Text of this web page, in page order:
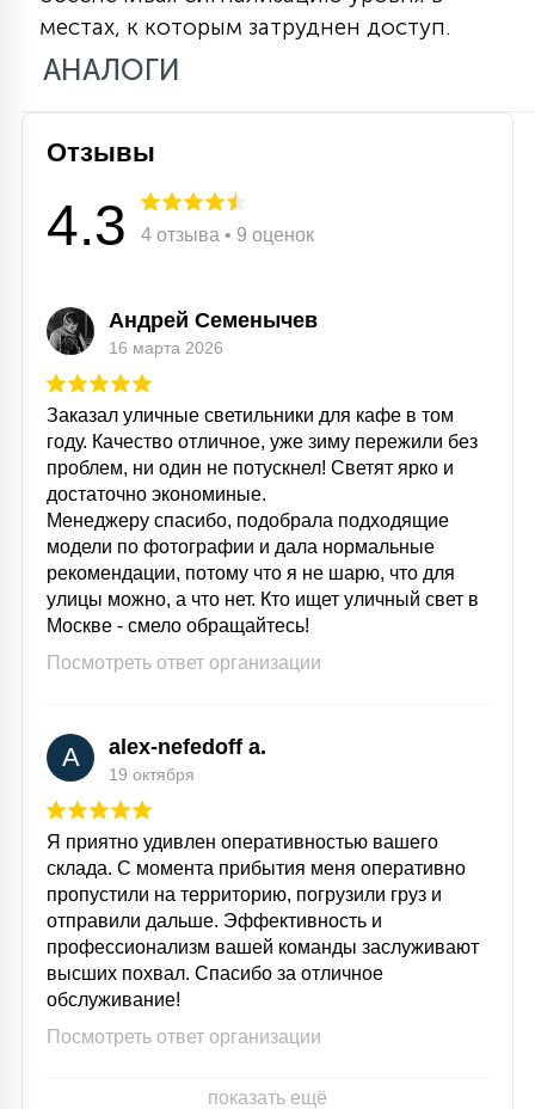
С УПРАВЛЕНИЕМ
41
местах, к которым затруднен доступ.
АНАЛОГИ
Отзывы
4.3 4 отзыва • 9 оценок
Андрей Семенычев
16 марта 2026
Заказал уличные светильники для кафе в том
году. Качество отличное, уже зиму пережили без
проблем, ни один не потускнел! Светят ярко и
достаточно экономиные.
Менеджеру спасибо, подобрала подходящие
модели по фотографии и дала нормальные
рекомендации, потому что я не шарю, что для
улицы можно, а что нет. Кто ищет уличный свет в
Москве - смело обращайтесь!
Посмотреть ответ организации
A alex-nefedoff a.
19 октября
Я приятно удивлен оперативностью вашего
склада. С момента прибытия меня оперативно
пропустили на территорию, погрузили груз и
отправили дальше. Эффективность и
профессионализм вашей команды заслуживают
высших похвал. Спасибо за отличное
обслуживание!
Посмотреть ответ организации
показать ещё